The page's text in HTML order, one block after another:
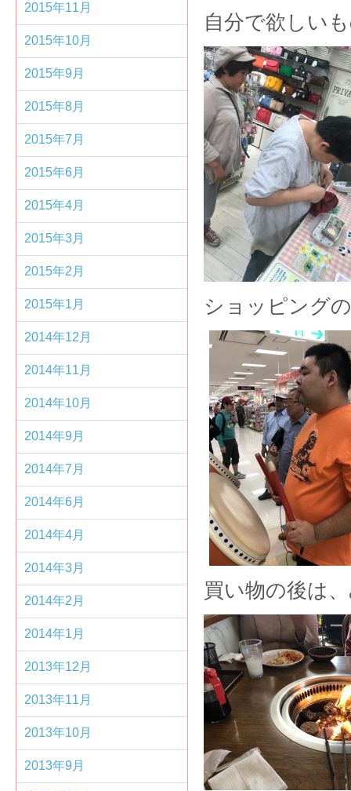
自分で欲しい
ショッピング
買い物の後は
2015年11月
2015年10月
2015年9月
2015年8月
2015年7月
2015年6月
2015年4月
2015年3月
2015年2月
2015年1月
2014年12月
2014年11月
2014年10月
2014年9月
2014年7月
2014年6月
2014年4月
2014年3月
2014年2月
2014年1月
2013年12月
2013年11月
2013年10月
2013年9月